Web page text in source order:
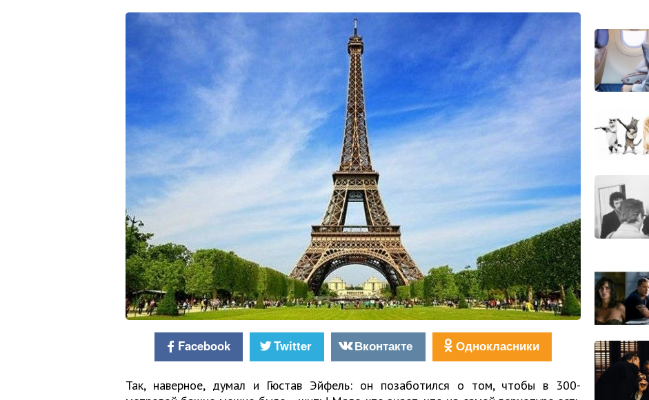
Facebook Twitter Вконтакте Однокласники
Так, наверное, думал и Гюстав Эйфель: он позаботился о том, чтобы в 300-